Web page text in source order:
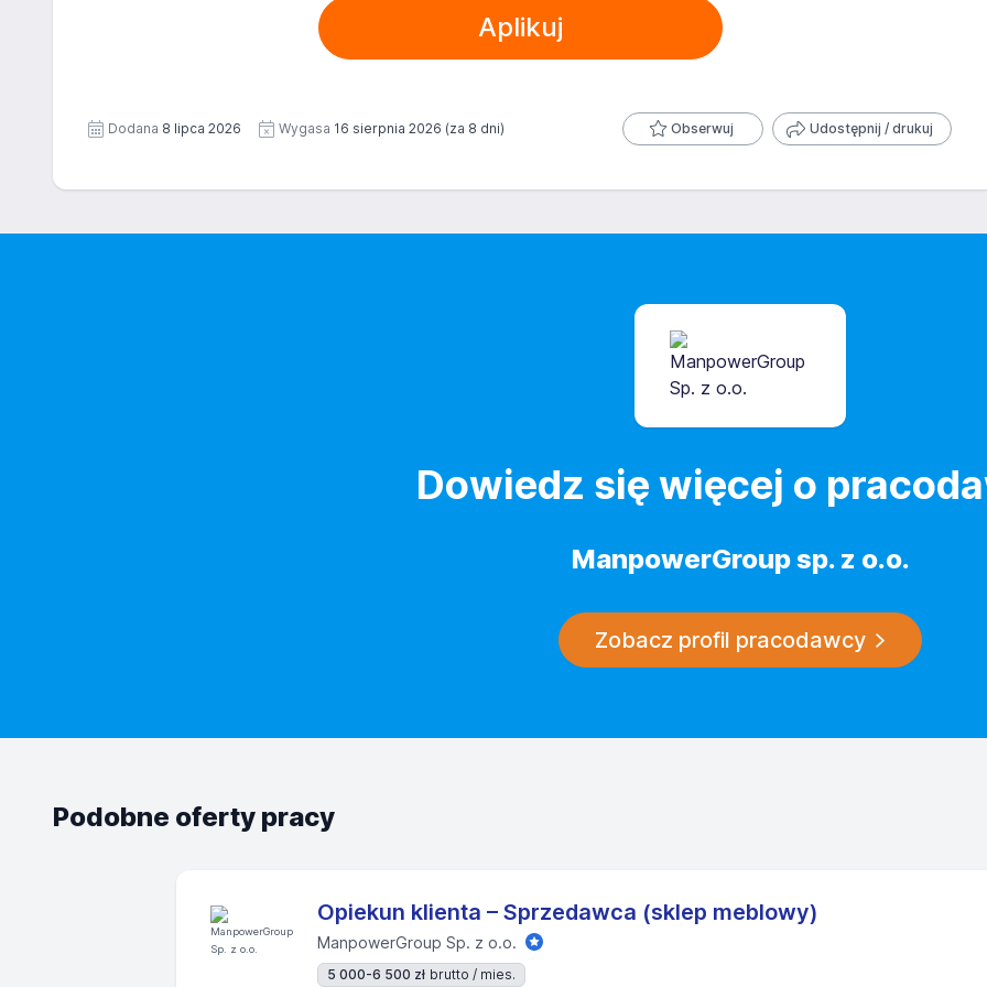
przenoszenia danych. Więcej informacji na temat przetwarzania danych osobowych, znajduje się w Polityce
wizerunku), na potrzeby bieżącej rekrutacji. Zgoda jest dobrowolna i może być w każdym czasie wycofana.
Dodatkowo wyrażam zgodę na przetwarzanie moich danych osobowych zawartych w załączonych
Zgoda jest dobrowolna i może być w każdym czasie wycofana.
Aplikuj
Dodana 8 lipca 2026 Wygasa 16 sierpnia 2026 (za 8 dni) Obserwuj Udostępnij / drukuj
Dowiedz się więcej o
ManpowerGroup sp. z o.o.
Zobacz profil pracodawcy
Podobne oferty pracy
Opiekun klienta – Sprzedawca (sklep meblowy)
ManpowerGroup Sp. z o.o.
5 000-6 500 zł brutto / mies.